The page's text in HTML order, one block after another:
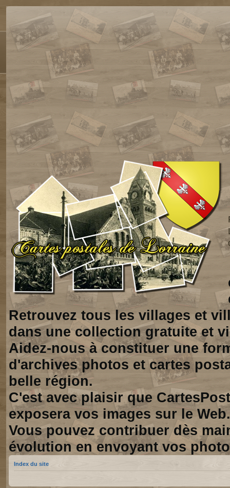
Retrouvez tous les villages et
dans une collection gratuite et
Aidez-nous à constituer une
d'archives photos et cartes
belle région.
C'est avec plaisir que
exposera vos images sur le Web.
Vous pouvez contribuer dès
évolution en envoyant vos
Index du site